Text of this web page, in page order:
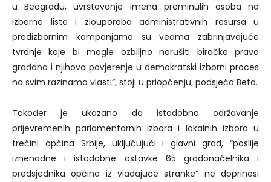
u Beogradu, uvrštavanje imena preminulih osoba na
izborne liste i zlouporaba administrativnih resursa u
predizbornim kampanjama su veoma zabrinjavajuće
tvrdnje koje bi mogle ozbiljno narušiti biračko pravo
građana i njihovo povjerenje u demokratski izborni proces
na svim razinama vlasti”, stoji u priopćenju, podsjeća Beta.
Također je ukazano da istodobno održavanje
prijevremenih parlamentarnih izbora i lokalnih izbora u
trećini općina Srbije, uključujući i glavni grad, “poslije
iznenadne i istodobne ostavke 65 gradonačelnika i
predsjednika općina iz vladajuće stranke” ne doprinosi